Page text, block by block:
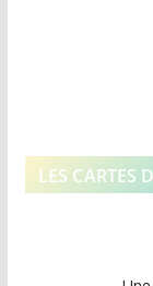
LES CARTES